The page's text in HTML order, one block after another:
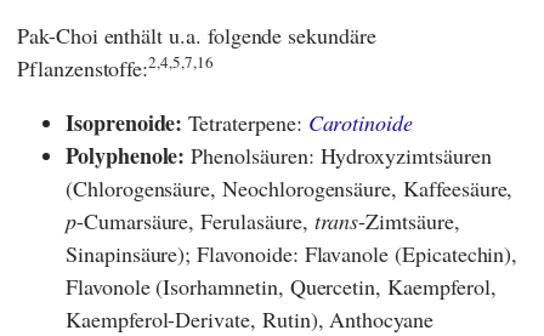
Pak-Choi enthält u.a. folgende sekundäre
Pflanzenstoffe:2,4,5,7,16
Isoprenoide:Tetraterpene: Carotinoide
Polyphenole: Phenolsäuren: Hydroxyzimtsäuren
(Chlorogensäure, Neochlorogensäure, Kaffeesäure,
p-Cumarsäure, Ferulasäure, trans-Zimtsäure,
Sinapinsäure); Flavonoide: Flavanole (Epicatechin),
Flavonole (Isorhamnetin, Quercetin, Kaempferol,
Kaempferol-Derivate, Rutin), Anthocyane